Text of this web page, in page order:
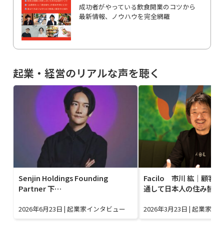
成功者がやっている飲食開業のコツから
最新情報、ノウハウを完全網羅
起業・経営のリアルな声を聴く
Senjin Holdings Founding
Partner 下…
2026年6月23日 | 起業家インタビュー
Facilo 市川 紘｜顧客体
通して日本人の住み替
2026年3月23日 | 起業家イ